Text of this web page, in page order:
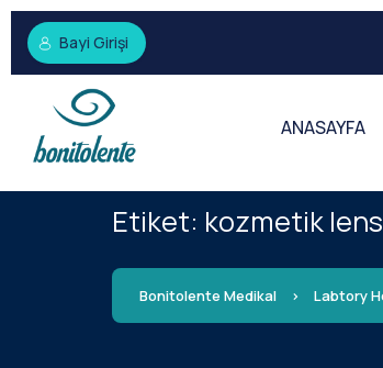
Bayi Girişi
ANASAYFA
Etiket: kozmetik lens
Bonitolente Medikal > Labtory